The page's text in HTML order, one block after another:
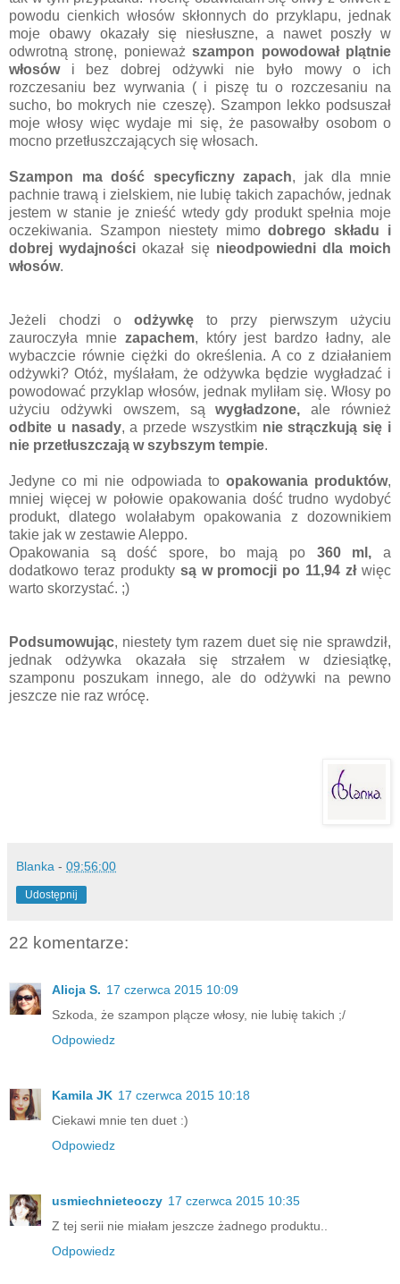
powodu cienkich włosów skłonnych do przyklapu, jednak
moje obawy okazały się niesłuszne, a nawet poszły w
odwrotną stronę, ponieważszampon powodował plątnie
włosówi bez dobrej odżywki nie było mowy o ich
rozczesaniu bez wyrwania ( i piszę tu o rozczesaniu na
sucho, bo mokrych nie czeszę). Szampon lekko podsuszał
moje włosy więc wydaje mi się, że pasowałby osobom o
mocno przetłuszczających się włosach.
Szampon ma dość specyficzny zapach, jak dla mnie
pachnie trawą i zielskiem, nie lubię takich zapachów, jednak
jestem w stanie je znieść wtedy gdy produkt spełnia moje
oczekiwania. Szampon niestety mimodobrego składu i
dobrej wydajności okazał się nieodpowiedni dla moich
włosów.
Jeżeli chodzi o odżywkę to przy pierwszym użyciu
zauroczyła mnie zapachem, który jest bardzo ładny, ale
wybaczcie równie ciężki do określenia. A co z działaniem
odżywki? Otóż, myślałam, że odżywka będzie wygładzać i
powodować przyklap włosów, jednak myliłam się. Włosy po
użyciu odżywki owszem, sąwygładzone, ale również
odbite u nasady, a przede wszystkim nie strączkują się i
nie przetłuszczają w szybszym tempie.
Jedyne co mi nie odpowiada to opakowania produktów,
mniej więcej w połowie opakowania dość trudno wydobyć
produkt, dlatego wolałabym opakowania z dozownikiem
takie jak w zestawie Aleppo.
Opakowania są dość spore, bo mają po 360 ml, a
dodatkowo teraz produkty są w promocji po 11,94 złwięc
warto skorzystać. ;)
Podsumowując, niestety tym razem duet się nie sprawdził,
jednak odżywka okazała się strzałem w dziesiątkę,
szamponu poszukam innego, ale do odżywki na pewno
jeszcze nie raz wrócę.
Blanka - 09:56:00
Udostępnij
22 komentarze:
Alicja S. 17 czerwca 2015 10:09
Szkoda, że szampon plącze włosy, nie lubię takich ;/
Odpowiedz
Kamila JK 17 czerwca 2015 10:18
Ciekawi mnie ten duet :)
Odpowiedz
usmiechnieteoczy 17 czerwca 2015 10:35
Z tej serii nie miałam jeszcze żadnego produktu..
Odpowiedz